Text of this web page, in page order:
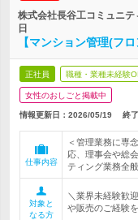
株式会社長谷工コミュニ
日
【マンション管理(フ
正社員 職種・業種未経験
女性のおしごと掲載中
情報更新日：2026/05/19 終
仕事内容
＜管理業務に専
応、理事会や総
ティング業務全
対象と
なる方
＼業界未経験歓
や販売のご経験